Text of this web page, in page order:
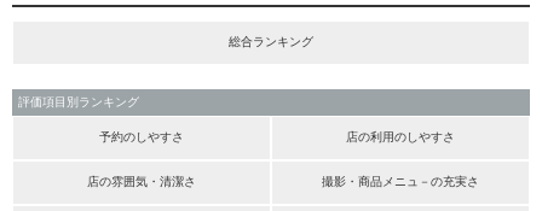
総合ランキング
評価項目別ランキング
予約のしやすさ 店の利用のしやすさ
店の雰囲気・清潔さ 撮影・商品メニュ－の充実さ